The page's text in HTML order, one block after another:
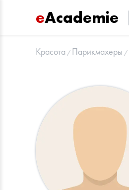
eAcademie
Красота Парикмахеры